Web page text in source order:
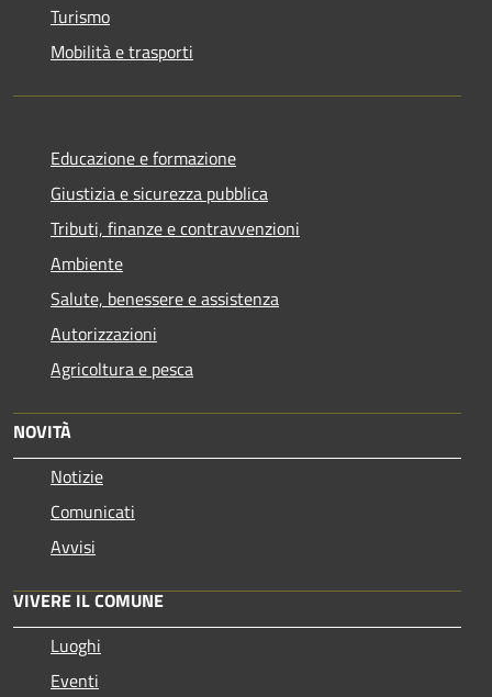
Turismo
Mobilità e trasporti
Educazione e formazione
Giustizia e sicurezza pubblica
Tributi, finanze e contravvenzioni
Ambiente
Salute, benessere e assistenza
Autorizzazioni
Agricoltura e pesca
NOVITÀ
Notizie
Comunicati
Avvisi
VIVERE IL COMUNE
Luoghi
Eventi